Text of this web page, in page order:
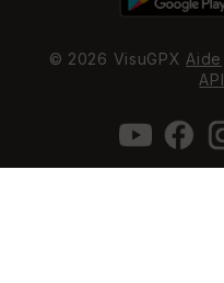
© 2026 VisuGPX Aide
API